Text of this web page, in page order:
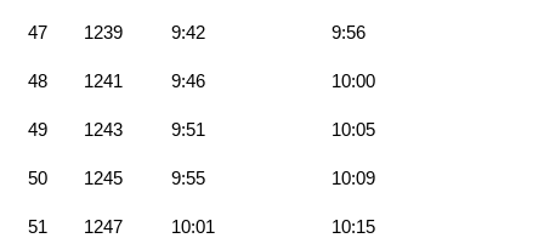
47 1239 9:42 9:56
48 1241 9:46 10:00
49 1243 9:51 10:05
50 1245 9:55 10:09
51 1247 10:01 10:15